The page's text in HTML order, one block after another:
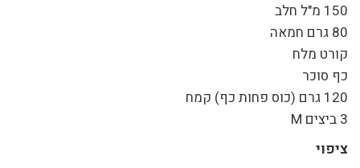
150 מ"ל חלב
80 גרם חמאה
קורט מלח
כף סוכר
120 גרם (כוס פחות כף) קמח
3 ביצים M
ציפוי